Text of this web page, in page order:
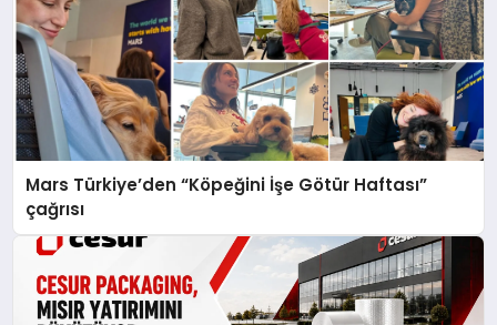
Mars Türkiye’den “Köpeğini İşe Götür Haftası”
çağrısı